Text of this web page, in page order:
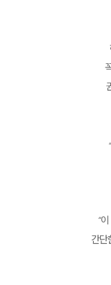
“
간단